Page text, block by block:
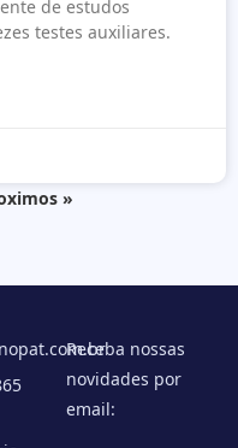
de estudos
testes auxiliares.
»
Receba nossas
novidades por
email: